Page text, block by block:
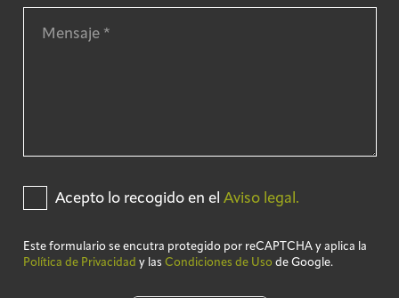
Acepto lo recogido en el Aviso legal.
Este formulario se encutra protegido por reCAPTCHA y aplica la
Política de Privacidad y las Condiciones de Uso de Google.